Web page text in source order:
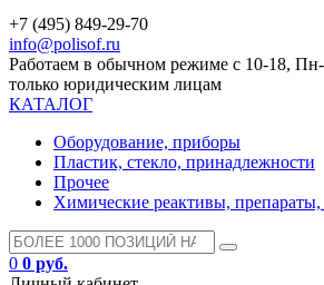
+7 (495) 849-29-70
info@polisof.ru
Работаем в обычном режиме с 10-18,
только юридическим лицам
КАТАЛОГ
Оборудование, приборы
Пластик, стекло, принадлежности
Прочее
Химические реактивы,
0 0 руб.